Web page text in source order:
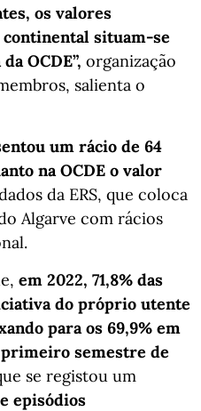
os valores
situam-se
OCDE”, organização
salienta o
um rácio de 64
na OCDE o valor
da ERS, que coloca
Algarve com rácios
em 2022, 71,8% das
do próprio utente
para os 69,9% em
primeiro semestre de
se registou um
episódios